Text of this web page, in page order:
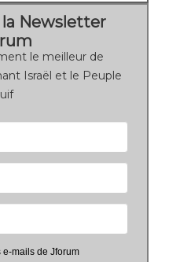
Newsletter
le meilleur de
Israël et le Peuple
e-mails de Jforum